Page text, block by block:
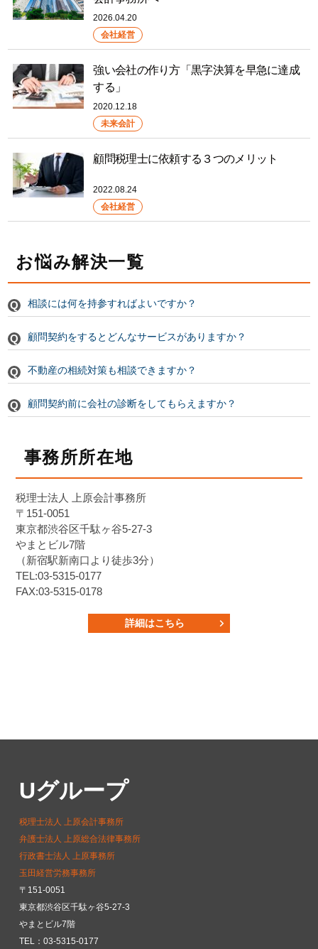
2026.04.20
会社経営
強い会社の作り方「黒字決算を早急に達成
する」
2020.12.18
未来会計
顧問税理士に依頼する３つのメリット
2022.08.24
会社経営
お悩み解決一覧
相談には何を持参すればよいですか？
顧問契約をするとどんなサービスがありますか？
不動産の相続対策も相談できますか？
顧問契約前に会社の診断をしてもらえますか？
事務所所在地
税理士法人 上原会計事務所
〒151-0051
東京都渋谷区千駄ヶ谷5-27-3
やまとビル7階
（新宿駅新南口より徒歩3分）
TEL:03-5315-0177
FAX:03-5315-0178
詳細はこちら
Uグループ
税理士法人 上原会計事務所
弁護士法人 上原総合法律事務所
行政書士法人 上原事務所
玉田経営労務事務所
〒151-0051
東京都渋谷区千駄ヶ谷5-27-3
やまとビル7階
TEL：03-5315-0177